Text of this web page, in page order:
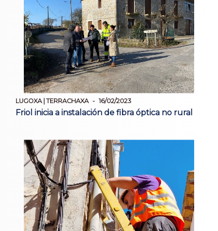
LUGOXA | TERRACHAXA 16/02/2023
Friol inicia a instalación de fibra óptica no rural